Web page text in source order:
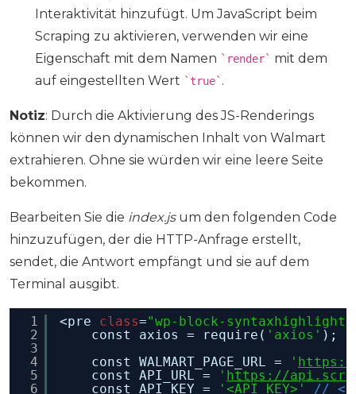
Interaktivität hinzufügt. Um JavaScript beim
Scraping zu aktivieren, verwenden wir eine
Eigenschaft mit dem Namen `render` mit dem
auf eingestellten Wert `true` .
Notiz: Durch die Aktivierung des JS-Renderings
können wir den dynamischen Inhalt von Walmart
extrahieren. Ohne sie würden wir eine leere Seite
bekommen.
Bearbeiten Sie die index.jsum den folgenden Code
hinzuzufügen, der die HTTP-Anfrage erstellt,
sendet, die Antwort empfängt und sie auf dem
Terminal ausgibt.
1
2
3
4
5
6
<pre class="wp-block-
const axios = require( 'axios' );
const WALMART_PAGE_URL =
' https://
const API_URL =
' https://
const API_KEY =
'<API_KEY>'
//